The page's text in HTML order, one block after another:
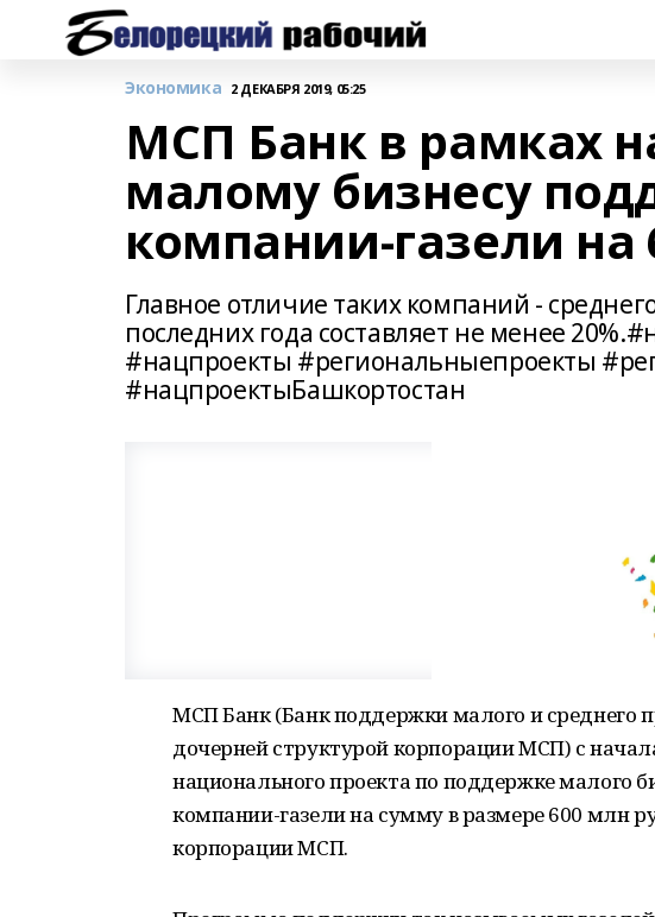
Экономика 2 ДЕКАБРЯ 2019, 05:25
МСП Банк в рамках
малому бизнесу
компании-газели на
Главное отличие таких компаний -
последних года составляет не менее
#нацпроекты #региональныепроекты
#нацпроектыБашкортостан
МСП Банк (Банк поддержки малого и среднего
дочерней структурой корпорации МСП) с
национального проекта по поддержке малого
компании-газели на сумму в размере 600 млн
корпорации МСП.